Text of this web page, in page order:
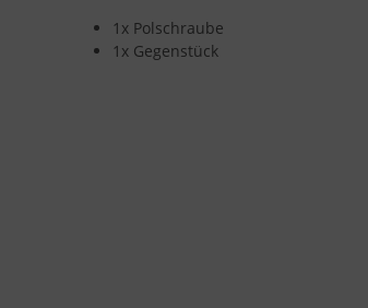
1x Polschraube
1x Gegenstück